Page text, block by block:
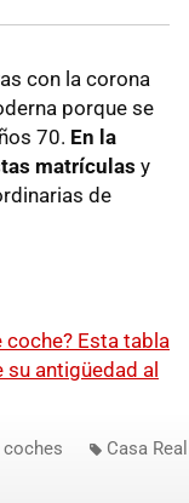
con la corona
porque se
70. En la
matrículas y
de
coche? Esta tabla
antigüedad al
Casa Real